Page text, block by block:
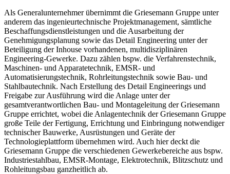
Als Generalunternehmer übernimmt die Griesemann Gruppe unter
anderem das ingenieurtechnische Projektmanagement, sämtliche
Beschaffungsdienstleistungen und die Ausarbeitung der
Genehmigungsplanung sowie das Detail Engineering unter der
Beteiligung der Inhouse vorhandenen, multidisziplinären
Engineering-Gewerke. Dazu zählen bspw. die Verfahrenstechnik,
Maschinen- und Apparatetechnik, EMSR- und
Automatisierungstechnik, Rohrleitungstechnik sowie Bau- und
Stahlbautechnik. Nach Erstellung des Detail Engineerings und
Freigabe zur Ausführung wird die Anlage unter der
gesamtverantwortlichen Bau- und Montageleitung der Griesemann
Gruppe errichtet, wobei die Anlagentechnik der Griesemann Gruppe
große Teile der Fertigung, Errichtung und Einbringung notwendiger
technischer Bauwerke, Ausrüstungen und Geräte der
Technologieplattform übernehmen wird. Auch hier deckt die
Griesemann Gruppe die verschiedenen Gewerkebereiche aus bspw.
Industriestahlbau, EMSR-Montage, Elektrotechnik, Blitzschutz und
Rohleitungsbau ganzheitlich ab.